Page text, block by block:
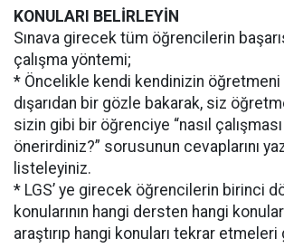
KONULARI BELİRLEYİN
Sınava girecek tüm öğrencilerin
çalışma yöntemi;
* Öncelikle kendi kendinizin öğretmeni
dışarıdan bir gözle bakarak, siz
sizin gibi bir öğrenciye “nasıl
önerirdiniz?” sorusunun cevaplarını
listeleyiniz.
* LGS’ ye girecek öğrencilerin birinci
konularının hangi dersten hangi
araştırıp hangi konuları tekrar